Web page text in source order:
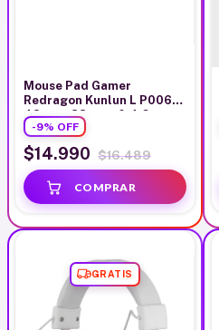
Mouse Pad Gamer
Redragon Kunlun L P006
42cm x 88cm x 0.4 Cm
Negro Rojo
-9% OFF
$14.990 $16.489
GRATIS